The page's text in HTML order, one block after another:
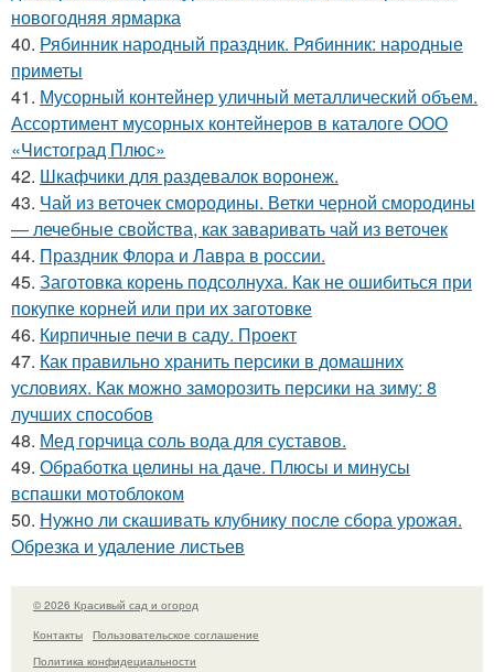
новогодняя ярмарка
40. Рябинник народный праздник. Рябинник: народные
приметы
41. Мусорный контейнер уличный металлический объем.
Ассортимент мусорных контейнеров в каталоге ООО
«Чистоград Плюс»
42. Шкафчики для раздевалок воронеж.
43. Чай из веточек смородины. Ветки черной смородины
— лечебные свойства, как заваривать чай из веточек
44. Праздник Флора и Лавра в россии.
45. Заготовка корень подсолнуха. Как не ошибиться при
покупке корней или при их заготовке
46. Кирпичные печи в саду. Проект
47. Как правильно хранить персики в домашних
условиях. Как можно заморозить персики на зиму: 8
лучших способов
48. Мед горчица соль вода для суставов.
49. Обработка целины на даче. Плюсы и минусы
вспашки мотоблоком
50. Нужно ли скашивать клубнику после сбора урожая.
Обрезка и удаление листьев
© 2026 Красивый сад и огород
Контакты
Пользовательское соглашение
Политика конфидециальности